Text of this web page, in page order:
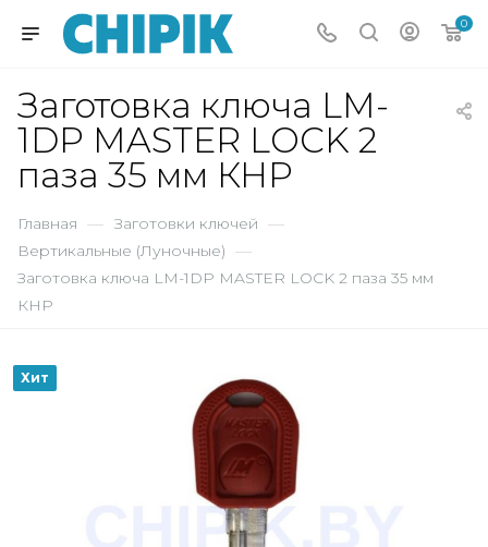
0
Заготовка ключа LM-
1DP MASTER LOCK 2
паза 35 мм КНР
Главная — Заготовки ключей —
Вертикальные (Луночные) —
Заготовка ключа LM-1DP MASTER LOCK 2 паза 35 мм
КНР
Хит